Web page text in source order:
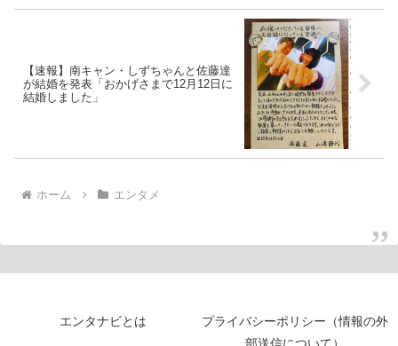
【速報】南キャン・しずちゃんと佐藤達
が結婚を発表「おかげさまで12月12日に
結婚しました」
ホーム エンタメ
エンタナビとは
プライバシーポリシー（情報の外
部送信について）